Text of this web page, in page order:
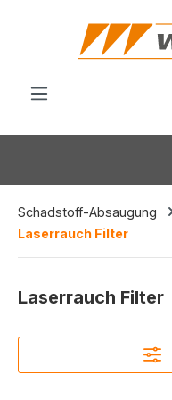
springen
Schadstoff-Absaugung
Laserrauch Filter
Laserrauch Filter